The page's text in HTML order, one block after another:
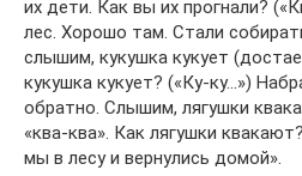
их дети. Как вы их прогнали?
лес. Хорошо там. Стали
слышим, кукушка кукует
кукушка кукует? («Ку-ку…»)
обратно. Слышим, лягушки
«ква-ква». Как лягушки
мы в лесу и вернулись домой».